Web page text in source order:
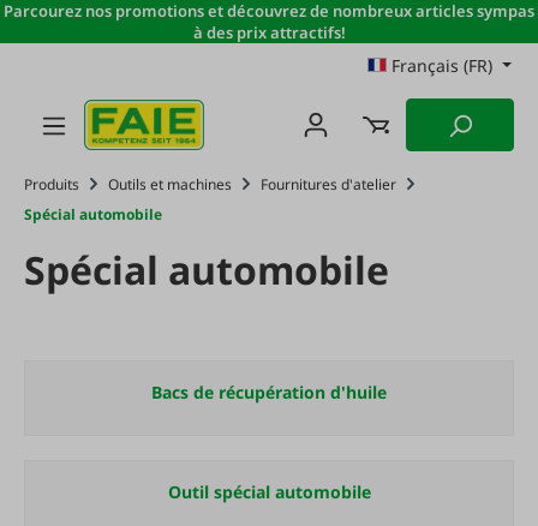
Passer au contenu principal
Parcourez nos promotions et découvrez de nombreux articles sympas
à des prix attractifs!
Français (FR)
Produits Outils et machines
Fournitures d'atelier
Spécial automobile
Spécial automobile
Bacs de récupération d'huile
Outil spécial automobile